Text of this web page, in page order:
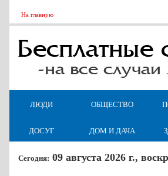
На главную
ЛЮДИ ОБЩЕСТВО
ДОСУГ
ДОМ И ДАЧА
Сегодня: 09 августа 2026 г.,